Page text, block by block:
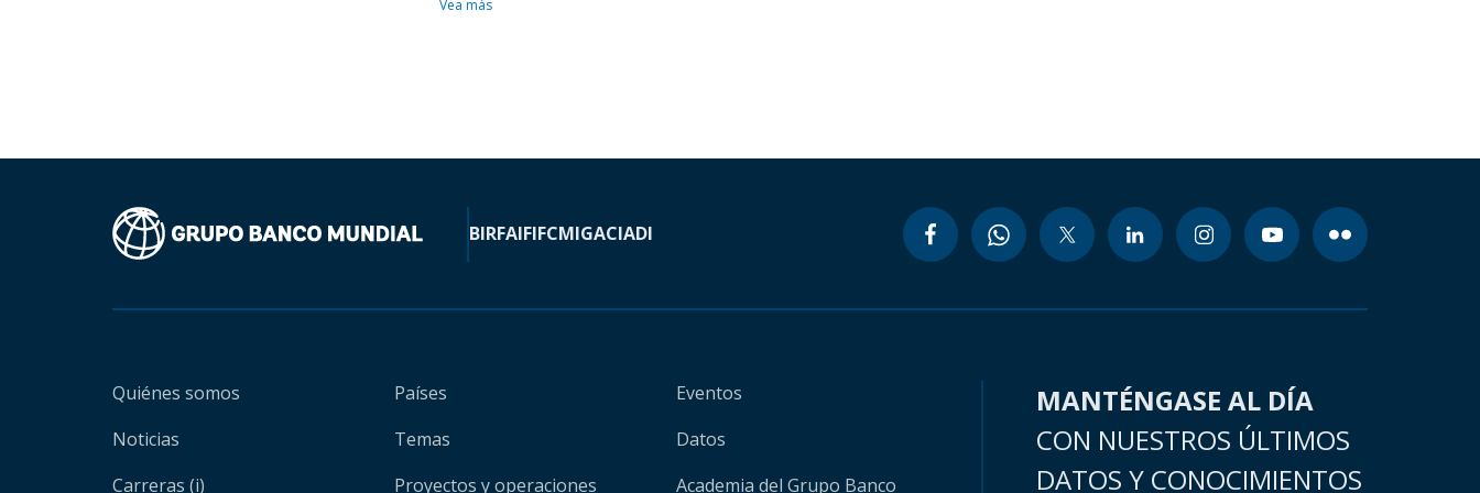
Vea más
BIRFAIFIFCMIGACIADI
Quiénes somos
Noticias
Carreras (i)
Países
Temas
Proyectos y operaciones
Eventos
Datos
Academia del Grupo Banco
MANTÉNGASE AL DÍA
CON NUESTROS ÚLTIMOS
DATOS Y CONOCIMIENTOS